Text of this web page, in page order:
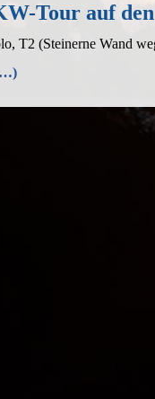
Tour auf
T2 (Steinerne Wand
…)